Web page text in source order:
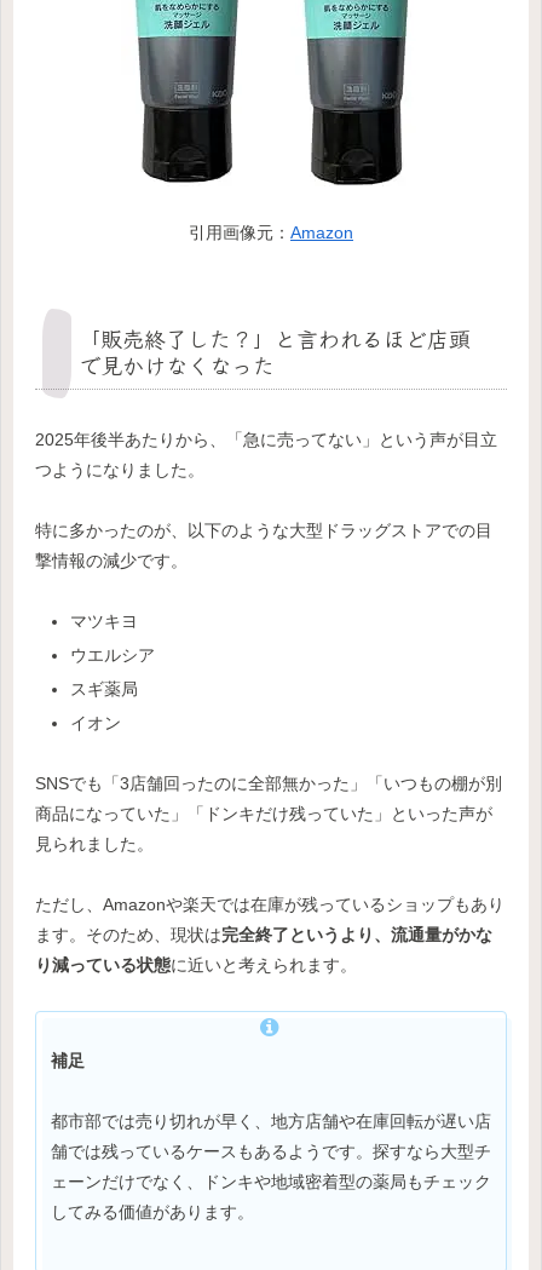
引用画像元： Amazon
「販売終了した？」と言われるほど店頭
で見かけなくなった
2025年後半あたりから、「急に売ってない」という声が目立
つようになりました。
特に多かったのが、以下のような大型ドラッグストアでの目
撃情報の減少です。
マツキヨ
ウエルシア
スギ薬局
イオン
SNSでも「3店舗回ったのに全部無かった」「いつもの棚が別
商品になっていた」「ドンキだけ残っていた」といった声が
見られました。
ただし、Amazonや楽天では在庫が残っているショップもあり
ます。そのため、現状は完全終了というより、流通量がかな
り減っている状態に近いと考えられます。
補足
都市部では売り切れが早く、地方店舗や在庫回転が遅い店
舗では残っているケースもあるようです。探すなら大型チ
ェーンだけでなく、ドンキや地域密着型の薬局もチェック
してみる価値があります。